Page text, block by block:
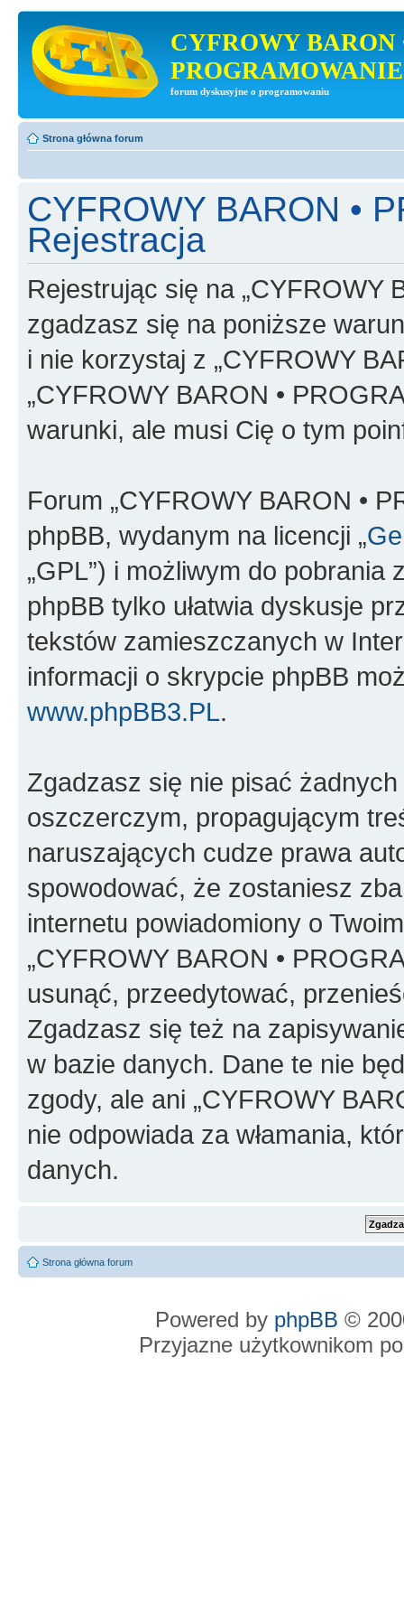
CYFROWY BARON
PROGRAMOWANIE
forum dyskusyjne o programowaniu
Strona główna forum
CYFROWY BARON •
Rejestracja
Rejestrując się na „CYFROWY
zgadzasz się na poniższe
i nie korzystaj z „CYFROWY
„CYFROWY BARON •
warunki, ale musi Cię o tym
Forum „CYFROWY BARON •
phpBB, wydanym na licencji „
„GPL”) i możliwym do pobrania
phpBB tylko ułatwia dyskusje
tekstów zamieszczanych w
informacji o skrypcie phpBB
www.phpBB3.PL.
Zgadzasz się nie pisać
oszczerczym, propagującym
naruszających cudze prawa
spowodować, że zostaniesz
internetu powiadomiony o
„CYFROWY BARON •
usunąć, przeedytować,
Zgadzasz się też na
w bazie danych. Dane te nie
zgody, ale ani „CYFROWY
nie odpowiada za włamania,
danych.
Strona główna forum
Powered by phpBB ©
Przyjazne użytkownikom